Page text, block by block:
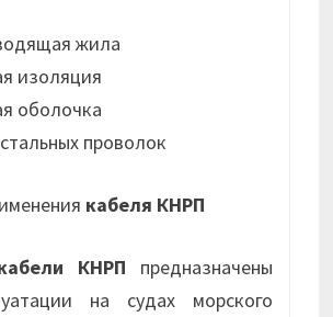
жила
изоляция
оболочка
проволок
кабеля КНРП
КНРП предназначены
на судах морского